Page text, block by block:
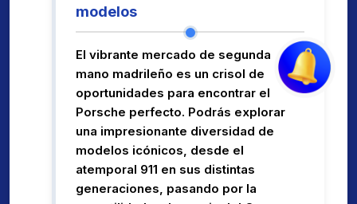
modelos
El vibrante mercado de segunda
mano madrileño es un crisol de
oportunidades para encontrar el
Porsche perfecto. Podrás explorar
una impresionante diversidad de
modelos icónicos, desde el
atemporal 911 en sus distintas
generaciones, pasando por la